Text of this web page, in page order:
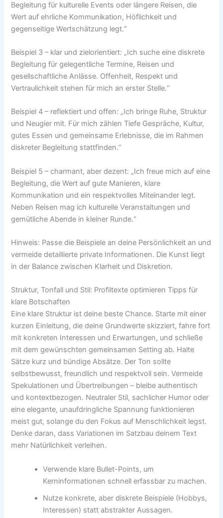
Begleitung für kulturelle Events oder längere Reisen, die
Wert auf ehrliche Kommunikation, Höflichkeit und
gegenseitige Wertschätzung legt.“
Beispiel 3 – klar und zielorientiert: „Ich suche eine diskrete
Begleitung für gelegentliche Termine, Reisen und
gesellschaftliche Anlässe. Offenheit, Respekt und
Vertraulichkeit stehen für mich an erster Stelle.“
Beispiel 4 – reflektiert und offen: „Ich bringe Ruhe, Struktur
und Neugier mit. Für mich zählen Tiefe Gespräche, Kultur,
gutes Essen und gemeinsame Erlebnisse, die im Rahmen
diskreter Begleitung stattfinden.“
Beispiel 5 – charmant, aber dezent: „Ich freue mich auf eine
Begleitung, die Wert auf gute Manieren, klare
Kommunikation und ein respektvolles Miteinander legt.
Neben Reisen mag ich kulturelle Veranstaltungen und
gemütliche Abende in kleiner Runde.“
Hinweis: Passe die Beispiele an deine Persönlichkeit an und
vermeide detaillierte private Informationen. Die Kunst liegt
in der Balance zwischen Klarheit und Diskretion.
Struktur, Tonfall und Stil: Profiltexte optimieren Tipps für
klare Botschaften
Eine klare Struktur ist deine beste Chance. Starte mit einer
kurzen Einleitung, die deine Grundwerte skizziert, fahre fort
mit konkreten Interessen und Erwartungen, und schließe
mit dem gewünschten gemeinsamen Setting ab. Halte
Sätze kurz und bündige Absätze. Der Ton sollte
selbstbewusst, freundlich und respektvoll sein. Vermeide
Spekulationen und Übertreibungen – bleibe authentisch
und kontextbezogen. Neutraler Stil, sachlicher Humor oder
eine elegante, unaufdringliche Spannung funktionieren
meist gut, solange du den Fokus auf Menschlichkeit legst.
Denke daran, dass Variationen im Satzbau deinem Text
mehr Natürlichkeit verleihen.
Verwende klare Bullet-Points, um
Kerninformationen schnell erfassbar zu machen.
Nutze konkrete, aber diskrete Beispiele (Hobbys,
Interessen) statt abstrakter Aussagen.